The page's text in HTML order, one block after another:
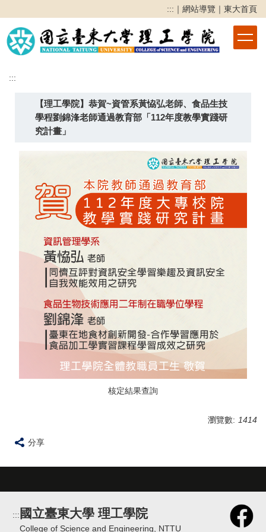
到
主
要
區
::: ｜ 網站導覽 ｜ 東大首頁
:::
【理工學院】恭賀~資管系黃恊弘老師、食品生技
學程劉錦浲老師通過教育部「112年度教學實踐研
究計畫」
核定結果查詢
瀏覽數: 1414
分享
::: 國立臺東大學 理工學院
College of Science and Engineering, NTTU